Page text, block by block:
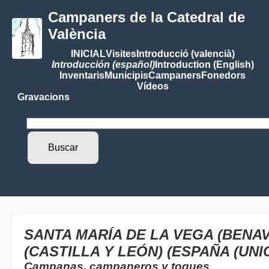
Campaners de la Catedral de
València
INICIALVisitesIntroducció (valencià)
Introducción (español)Introduction (English)
InventarisMunicipisCampanersFonedors
Vídeos
Gravacions
SANTA MARÍA DE LA VEGA
(CASTILLA Y LEÓN) (ESPAÑA
Campanas, campaneros y toques